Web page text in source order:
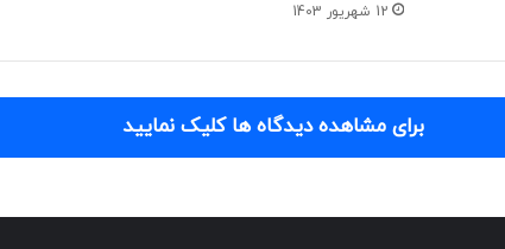
12 شهریور 1403
برای مشاهده دیدگاه ها کلیک نمایید